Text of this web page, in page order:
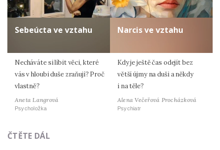
Sebeúcta ve vztahu
Necháváte si líbit věci, které
vás v hloubi duše zraňují? Proč
vlastně?
Aneta Langrová
Psycholožka
Narcis ve vztahu
Kdy je ještě čas odejít bez
větší újmy na duši a někdy
i na těle?
Alena Večeřová Procházková
Psychiatr
ČTĚTE DÁL